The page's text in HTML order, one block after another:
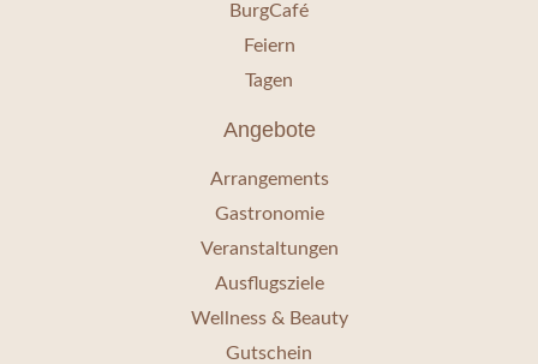
BurgCafé
Feiern
Tagen
Angebote
Arrangements
Gastronomie
Veranstaltungen
Ausflugsziele
Wellness & Beauty
Gutschein